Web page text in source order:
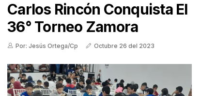
Carlos Rincón Conquista El
36° Torneo Zamora
Por: Jesús Ortega/Cp Octubre 26 del 2023